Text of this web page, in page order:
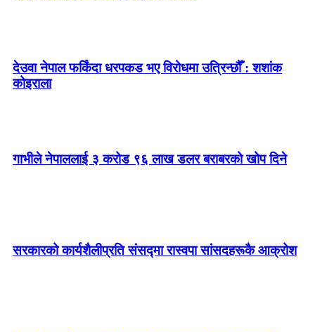
देउवा नेपाल फर्किंदा धरपकड भए विरोधमा उत्रिन्छौँ : शशांक
कोइराला
गाभीले नेपाललाई ३ करोड ९६ लाख डलर बराबरको खोप दिने
सरकारको कार्यशैलीप्रति संसद्‍मा रास्वपा सांसदहरूकै आक्रोश